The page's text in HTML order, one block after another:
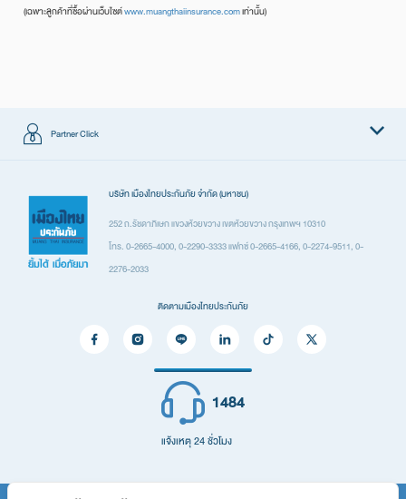
(เฉพาะลูกค้าที่ซื้อผ่านเว็บไซต์www.muangthaiinsurance.comเท่านั้น)
Partner Click
ผลิตภัณฑ์
ประกันรถยนต์
ประกันเดินทาง
ประกันที่อยู่อาศัยและทรัพย์สิน
บริษัท เมืองไทยประกันภัย จำกัด (มหาชน)
252 ถ.รัชดาภิเษก แขวงห้วยขวาง เขตห้วยขวาง กรุงเทพฯ 10310
โทร. 0-2665-4000, 0-2290-3333 แฟกซ์ 0-2665-4166, 0-2274-9511, 0-
2276-2033
ติดตามเมืองไทยประกันภัย
1484
แจ้งเหตุ 24 ชั่วโมง